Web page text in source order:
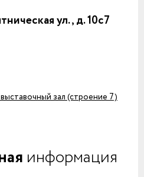
ул., д. 10с7
зал (строение 7)
информация